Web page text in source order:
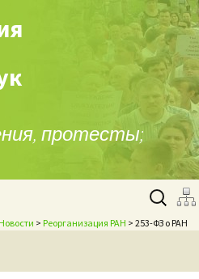
протесты;
Найти:
Новости > Реорганизация РАН > 253-ФЗ о РАН